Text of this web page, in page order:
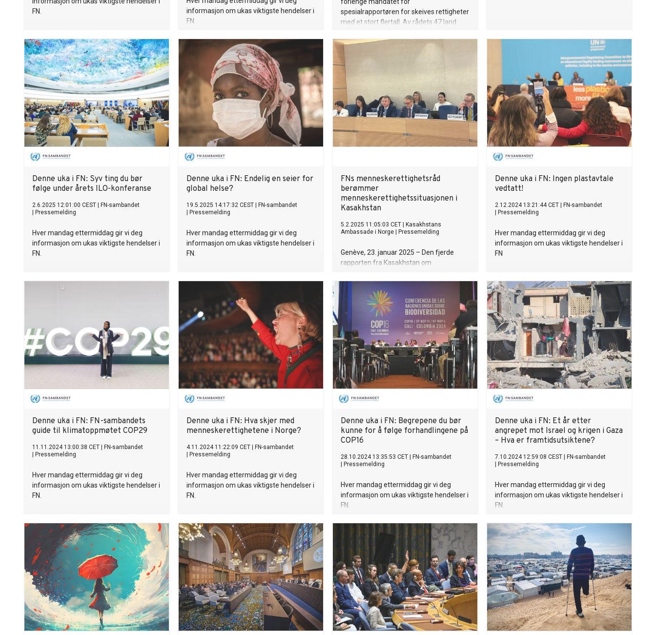
FN.
informasjon om ukas viktigste hendelser i
FN.
spesialrapportøren for skeives rettigheter
med et stort flertall. Av rådets 47 land
var avholdne.
Denne uka i FN: Syv ting du bør
følge under årets ILO-konferanse
2.6.2025 12:01:00 CEST
FN-sambandet
Pressemelding
Hver mandag ettermiddag gir vi deg
informasjon om ukas viktigste hendelser i
FN.
Denne uka i FN: Endelig en seier for
global helse?
19.5.2025 14:17:32 CEST
FN-sambandet
Pressemelding
Hver mandag ettermiddag gir vi deg
informasjon om ukas viktigste hendelser i
FN.
FNs menneskerettighetsråd
berømmer
menneskerettighetssituasjonen i
Kasakhstan
5.2.2025 11:05:03 CET
Kasakhstans
Ambassade i Norge
Pressemelding
Genève, 23. januar 2025 – Den fjerde
rapporten fra Kasakhstan om
menneskerettighetsforpliktelser og
anbefalingene fra den forrige
gjennomgangen ble vurdert under den 48.
sesjonen til arbeidsgruppen til FNs
menneskerettighetsråds Universal
Periodic Review. Delegasjonen fra
Kasakhstan besto av høytstående
embetsmenn fra ni viktigste statlige
organer som direkte implementerer
statens politikk og overvåker oppfyllelsen
av statens
menneskerettighetsforpliktelser, samt
Kasakhstan. Mer enn 100 delegasjoner
fra FNs medlemsland deltok i
gjennomgangen. Det viste en genuin
dialog med landet vårt. Arrangementet
ble holdt i form av en interaktiv diskusjon,
kom med kommentarer og anbefalinger
for ytterligere forbedring av vårt lands
menneskerettighetssystem. Den offisielle
justisminister Yerlan Sarsembayev,
henvendte seg til FNs mennesker
Denne uka i FN: Ingen plastavtale
vedtatt!
2.12.2024 13:21:44 CET
FN-sambandet
Pressemelding
Hver mandag ettermiddag gir vi deg
informasjon om ukas viktigste hendelser i
FN
Denne uka i FN: FN-sambandets
guide til klimatoppmøtet COP29
11.11.2024 13:00:38 CET
FN-sambandet
Pressemelding
Hver mandag ettermiddag gir vi deg
informasjon om ukas viktigste hendelser i
FN.
Denne uka i FN: Hva skjer med
menneskerettighetene i Norge?
4.11.2024 11:22:09 CET
FN-sambandet
Pressemelding
Hver mandag ettermiddag gir vi deg
informasjon om ukas viktigste hendelser i
FN.
Denne uka i FN: Begrepene du bør
kunne for å følge forhandlingene på
COP16
28.10.2024 13:35:53 CET
FN-sambandet
Pressemelding
Hver mandag ettermiddag gir vi deg
informasjon om ukas viktigste hendelser i
FN.
Denne uka i FN: Et år etter
angrepet mot Israel og krigen i Gaza
– Hva er framtidsutsiktene?
7.10.2024 12:59:08 CEST
FN-sambandet
Pressemelding
Hver mandag ettermiddag gir vi deg
informasjon om ukas viktigste hendelser i
FN.